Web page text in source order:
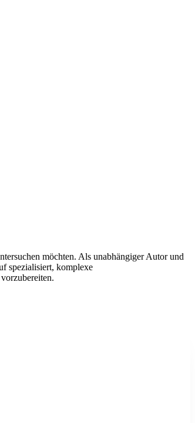
möchten. Als unabhängiger Autor und
spezialisiert, komplexe